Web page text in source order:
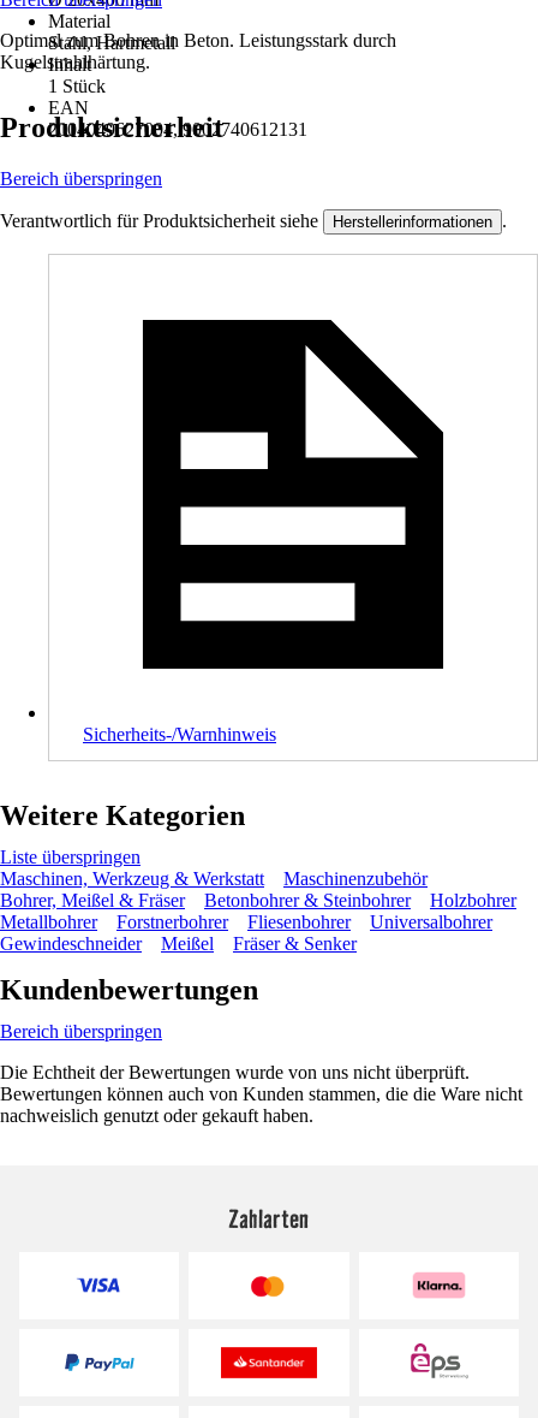
Material
Stahl, Hartmetall
Inhalt
1 Stück
EAN
2004049627004, 9002740612131
Optimal zum Bohren in Beton. Leistungsstark durch
Kugelstrahlhärtung.
Produktsicherheit
Bereich überspringen
Verantwortlich für Produktsicherheit siehe Herstellerinformationen .
Sicherheits-/Warnhinweis
Weitere Kategorien
Liste überspringen
Maschinen, Werkzeug & Werkstatt
Maschinenzubehör
Bohrer, Meißel & Fräser
Betonbohrer & Steinbohrer
Holzbohrer
Metallbohrer
Forstnerbohrer Fliesenbohrer
Universalbohrer
Gewindeschneider
Meißel Fräser & Senker
Kundenbewertungen
Bereich überspringen
Die Echtheit der Bewertungen wurde von uns nicht überprüft.
Bewertungen können auch von Kunden stammen, die die Ware nicht
nachweislich genutzt oder gekauft haben.
Zahlarten